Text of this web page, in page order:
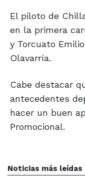
El piloto de
en la primera
y Torcuato
Olavarría.
Cabe destacar
antecedentes
hacer un buen
Promocional.
Noticias más leídas